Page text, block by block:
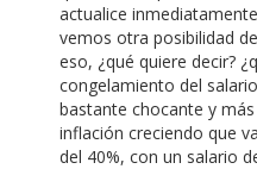
actualice
vemos otra posibilidad
eso, ¿qué quiere decir?
congelamiento del
bastante chocante y
inflación creciendo que
del 40%, con un salario